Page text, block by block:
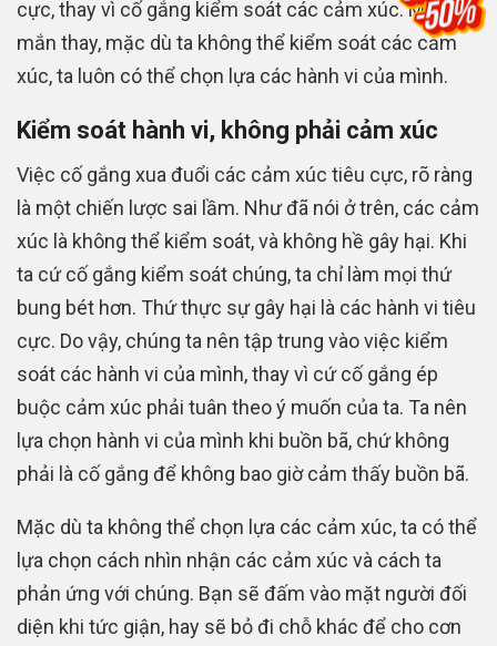
cực, thay vì cố gắng kiểm soát các cảm xúc. May
mắn thay, mặc dù ta không thể kiểm soát các cảm
xúc, ta luôn có thể chọn lựa các hành vi của mình.
Kiểm soát hành vi, không phải cảm xúc
Việc cố gắng xua đuổi các cảm xúc tiêu cực, rõ ràng
là một chiến lược sai lầm. Như đã nói ở trên, các cảm
xúc là không thể kiểm soát, và không hề gây hại. Khi
ta cứ cố gắng kiểm soát chúng, ta chỉ làm mọi thứ
bung bét hơn. Thứ thực sự gây hại là các hành vi tiêu
cực. Do vậy, chúng ta nên tập trung vào việc kiểm
soát các hành vi của mình, thay vì cứ cố gắng ép
buộc cảm xúc phải tuân theo ý muốn của ta. Ta nên
lựa chọn hành vi của mình khi buồn bã, chứ không
phải là cố gắng để không bao giờ cảm thấy buồn bã.
Mặc dù ta không thể chọn lựa các cảm xúc, ta có thể
lựa chọn cách nhìn nhận các cảm xúc và cách ta
phản ứng với chúng. Bạn sẽ đấm vào mặt người đối
diện khi tức giận, hay sẽ bỏ đi chỗ khác để cho cơn